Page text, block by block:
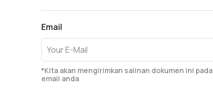
Email
*Kita akan mengirimkan salinan dokumen ini pada
email anda